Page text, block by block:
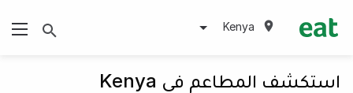
Kenya
استكشف المطاعم في Kenya